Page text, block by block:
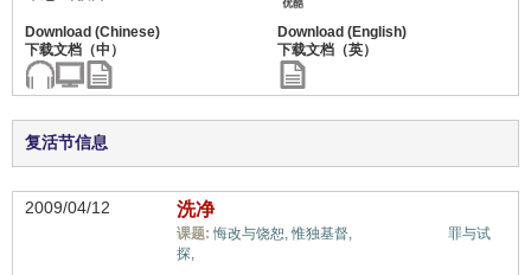
复活节信息
2009/04/12 洗净
课题: 悔改与饶恕,惟独基督,
罪与试
探,